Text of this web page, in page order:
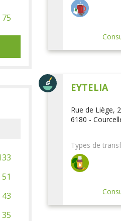
EYTELIA
Rue de Liège, 2
6180 -
Types de
75
51
43
35